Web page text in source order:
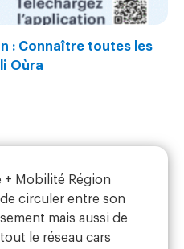
: Connaître toutes les
Oùra
+ Mobilité Région
circuler entre son
mais aussi de
le réseau cars